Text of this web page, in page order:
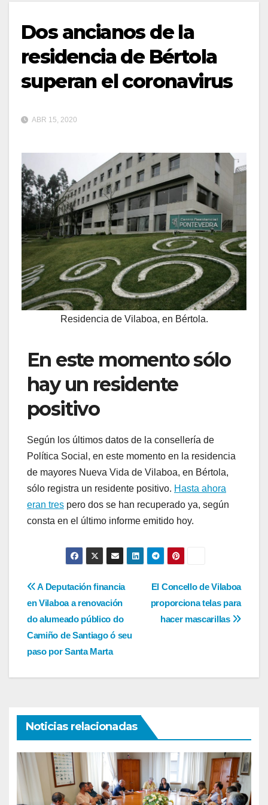
Dos ancianos de la
residencia de Bértola
superan el coronavirus
ABR 15, 2020
Residencia de Vilaboa, en Bértola.
En este momento sólo
hay un residente
positivo
Según los últimos datos de la consellería de
Política Social, en este momento en la residencia
de mayores Nueva Vida de Vilaboa, en Bértola,
sólo registra un residente positivo. Hasta ahora
eran tres pero dos se han recuperado ya, según
consta en el último informe emitido hoy.
Navegación
de
entradas
El Concello de Vilaboa
proporciona telas para
hacer mascarillas
A Deputación financia
en Vilaboa a renovación
do alumeado público do
Camiño de Santiago ó seu
paso por Santa Marta
Noticias relacionadas